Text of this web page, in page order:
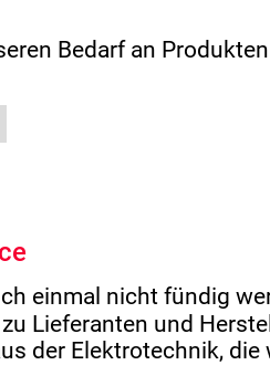
Bedarf an
einmal nicht fündig
Lieferanten und
der Elektrotechnik,